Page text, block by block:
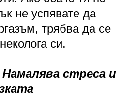
не успявате да
трябва да се
си.
стреса и